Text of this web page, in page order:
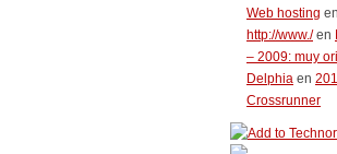
Web hosting
http://www./en
– 2009: muy
Delphia en
Crossrunner